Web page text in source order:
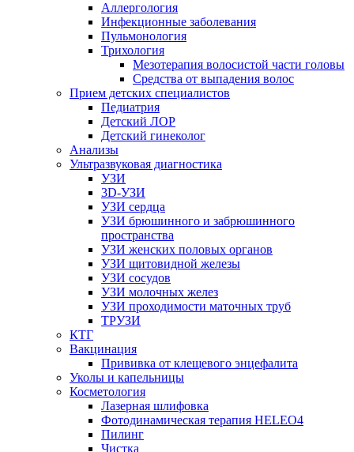
Аллергология
Инфекционные заболевания
Пульмонология
Трихология
Мезотерапия волосистой части головы
Средства от выпадения волос
Прием детских специалистов
Педиатрия
Детский ЛОР
Детский гинеколог
Анализы
Ультразвуковая диагностика
УЗИ
3D-УЗИ
УЗИ сердца
УЗИ брюшинного и забрюшинного
пространства
УЗИ женских половых органов
УЗИ щитовидной железы
УЗИ сосудов
УЗИ молочных желез
УЗИ проходимости маточных труб
ТРУЗИ
КТГ
Вакцинация
Прививка от клещевого энцефалита
Уколы и капельницы
Косметология
Лазерная шлифовка
Фотодинамическая терапия HELEO4
Пилинг
Чистка